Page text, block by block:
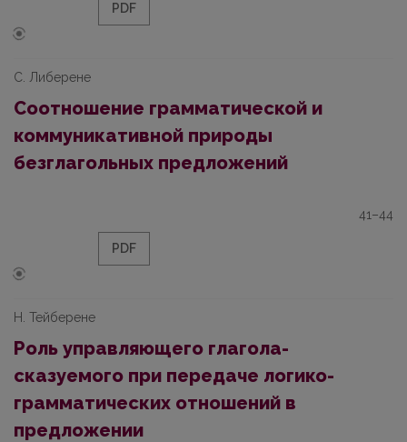
PDF
С. Либерене
Соотношение грамматической и
коммуникативной природы
безглагольных предложений
41–44
PDF
Н. Тейберене
Роль управляющего глагола-
сказуемого при передаче логико-
грамматических отношений в
предложении